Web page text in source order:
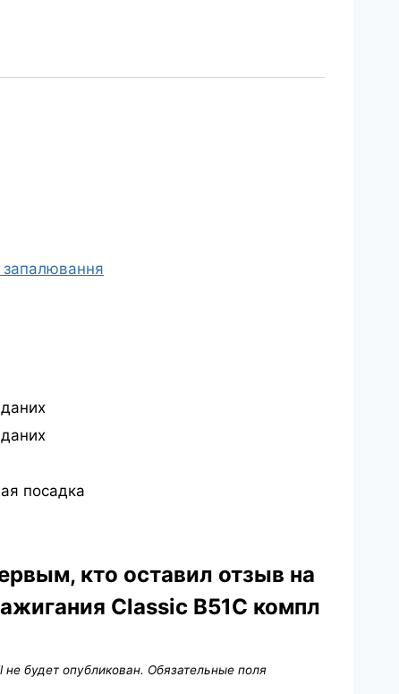
запалювання
посадка
кто оставил отзыв на
Classic B51C компл
будет опубликован. Обязательные поля